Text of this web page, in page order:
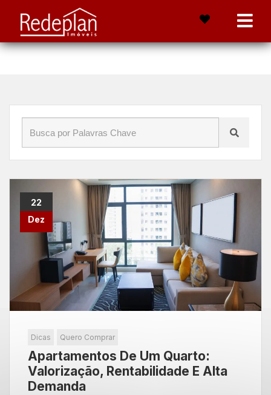
Início» Blog »Rentabilidade
22
Dez
Dicas Quero Comprar
Apartamentos De Um Quarto:
Valorização, Rentabilidade E Alta
Demanda